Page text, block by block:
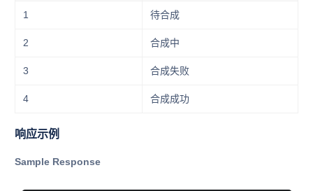
1 待合成
2 合成中
3 合成失败
4 合成成功
响应示例
Sample Response